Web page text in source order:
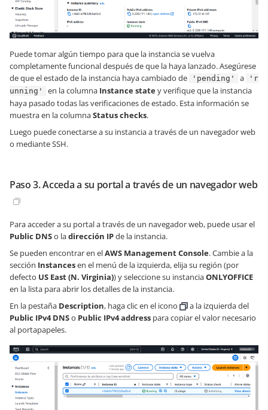
Puede tomar algún tiempo para que la instancia se vuelva
completamente funcional después de que la haya lanzado. Asegúrese
de que el estado de la instancia haya cambiado de
'pending' a
'r
unning'
en la columna Instance statey verifique que la instancia
haya pasado todas las verificaciones de estado. Esta información se
muestra en la columnaStatus checks.
Luego puede conectarse a su instancia a través de un navegador web
o mediante SSH.
Paso 3. Acceda a su portal a través de un navegador web
Para acceder a su portal a través de un navegador web, puede usar el
Public DNSo ladirección IPde la instancia.
Se pueden encontrar en elAWS Management Console. Cambie a la
sección Instancesen el menú de la izquierda, elija su región (por
defecto US East (N. Virginia)) y seleccione su instanciaONLYOFFICE
en la lista para abrir los detalles de la instancia.
En la pestaña Description, haga clic en el icono
a la izquierda del
Public IPv4 DNSo Public IPv4 address para copiar el valor necesario
al portapapeles.